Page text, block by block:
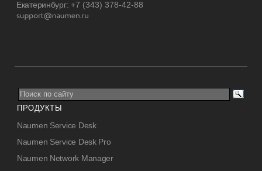
Екатеринбург:+7 (343) 378-42-88
ПРОДУКТЫ
Naumen Service Desk
Naumen Service Desk Pro
Naumen Network Manager